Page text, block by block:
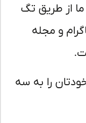
طریق تگ
و مجله
را به سه